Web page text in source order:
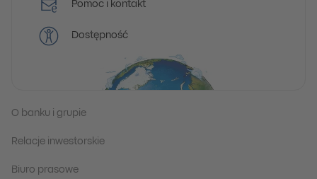
Pomoc i kontakt
Dostępność
O banku i grupie
Relacje inwestorskie
Biuro prasowe